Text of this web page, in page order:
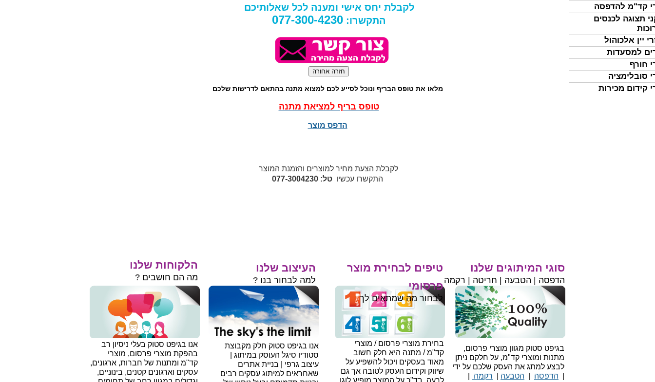
קד"מ להדפסה
תצוגה לכנסים
יין אלכוהול
למסעדות
חורף
סובלימציה
קידום מכירות
לקבלת יחס אישי ומענה לכל שאלותיכם
התקשרו: 077-300-4230
מלאו את טופס הבריף ונוכל לסייע לכם למצוא מתנה בהתאם לדרישות שלכם
טופס בריף למציאת מתנה
הדפס מוצר
לקבלת הצעת מחיר למוצרים והזמנת המוצר
התקשרו עכשיו טל: 077-3004230
אנו בגיפט סטוק חלק מקבוצת
סטודיו סיגל העוסק במיתוג |
עיצוב גרפי | בניית אתרים
שאחראים למיתוג עסקים רבים
בגיפט סטוק מגוון מוצרי פרסום,
מתנות ומוצרי קד"מ, על חלקם ניתן
לבצע למתג את העסק שלכם על ידי
הדפסה הטבעה רקמה
אנו בגיפט סטוק בעלי ניסיון רב
בהפקת מוצרי פרסום, מוצרי
קד"מ ומתנות של חברות, ארגונים,
עסקים וארגונים קטנים, בינוניים,
בחירת מוצרי פרסום / מוצרי
קד"מ / מתנה היא חלק חשוב
מאוד בעסקים ויכול להשפיע על
שיווק וקידום העסק לטובה אך גם
לרעה. בד"כ על המוצר מופיע לוגו
טיפים לבחירת מוצר
פרסומי
לבחור מה שמתאים לך
העיצוב שלנו
למה לבחור בנו ?
סוגי המיתוגים שלנו
הדפסה | הטבעה | חריטה | רקמה
הלקוחות שלנו
מה הם חושבים ?